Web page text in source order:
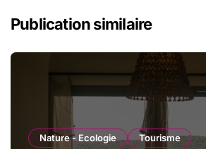
Publication similaire
Nature - Ecologie Tourisme